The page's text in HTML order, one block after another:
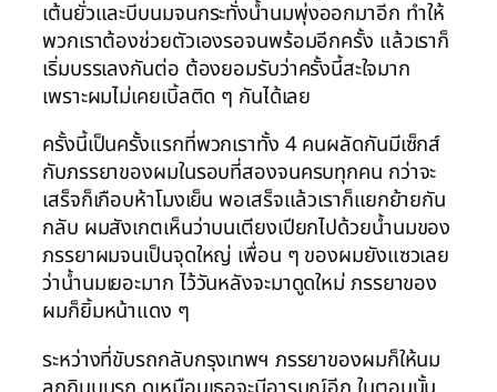
เต้นยั่วและบีบนมจนกระทั่งน้ำนมพุ่งออกมาอีก ทำให้
พวกเราต้องช่วยตัวเองรอจนพร้อมอีกครั้ง แล้วเราก็
เริ่มบรรเลงกันต่อ ต้องยอมรับว่าครั้งนี้สะใจมาก
เพราะผมไม่เคยเบิ้ลติด ๆ กันได้เลย
ครั้งนี้เป็นครั้งแรกที่พวกเราทั้ง 4 คนผลัดกันมีเซ็กส์
กับภรรยาของผมในรอบที่สองจนครบทุกคน กว่าจะ
เสร็จก็เกือบห้าโมงเย็น พอเสร็จแล้วเราก็แยกย้ายกัน
กลับ ผมสังเกตเห็นว่าบนเตียงเปียกไปด้วยน้ำนมของ
ภรรยาผมจนเป็นจุดใหญ่ เพื่อน ๆ ของผมยังแซวเลย
ว่าน้ำนมเยอะมาก ไว้วันหลังจะมาดูดใหม่ ภรรยาของ
ผมก็ยิ้มหน้าแดง ๆ
ระหว่างที่ขับรถกลับกรุงเทพฯ ภรรยาของผมก็ให้นม